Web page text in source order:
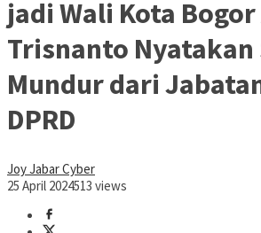
jadi Wali Kota
Trisnanto Nyatakan
Mundur dari
DPRD
Joy Jabar Cyber
25 April 2024513 views